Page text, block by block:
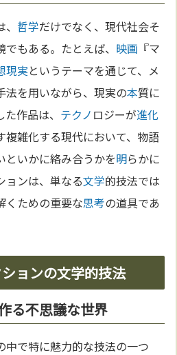
哲学だけでなく、現代社会そ
もある。たとえば、 映画 『マ
現実というテーマを通じて、メ
法を用いながら、現実の本質に
作品は、 テクノ ロジーが進化
複雑化する現代において、物語
といかに絡み合うかを明らかに
ョンは、単なる文学的技法では
くための重要な思考の道具であ
ョンの文学的技法
る不思議な世界
中で特に魅力的な技法の一つ